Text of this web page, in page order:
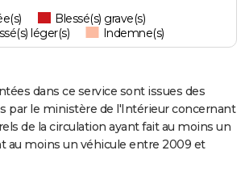
Blessé(s) grave(s)
léger(s)
Indemne(s)
dans ce service sont issues des
par le ministère de l'Intérieur concernant
de la circulation ayant fait au moins un
au moins un véhicule entre 2009 et